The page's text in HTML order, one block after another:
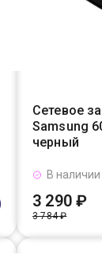
Сетевое
Samsung
черный
В наличии
3 290 ₽
3 784 ₽